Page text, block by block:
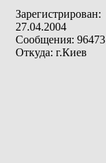
Зарегистрирован:
27.04.2004
Сообщения: 96473
Откуда: г.Киев